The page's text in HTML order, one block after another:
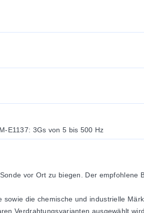
E1137: 3Gs von 5 bis 500 Hz
vor Ort zu biegen. Der empfohlene
die chemische und industrielle
Verdrahtungsvarianten ausgewählt